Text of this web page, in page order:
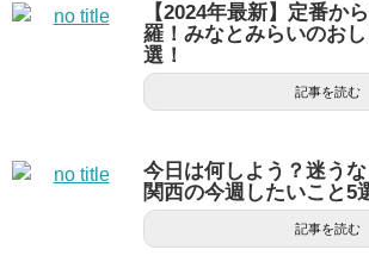
【2024年最新】定番か
羅！みなとみらいのお
選！
記事を読む
今日は何しよう？迷うな
関西の今週したいこと5
記事を読む